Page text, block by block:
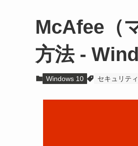
McAfee（
方法 -
Windows 10 セキュリテ